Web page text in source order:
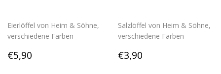
Eierlöffel von Heim & Söhne,
verschiedene Farben
Regular
price
€5,90
Salzlöffel von Heim & Söhne,
verschiedene Farben
Regular
price
€3,90